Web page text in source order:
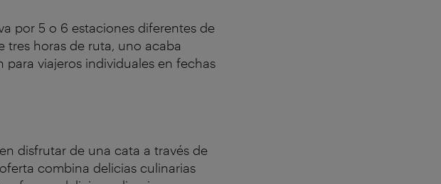
por 5 o 6 estaciones diferentes de
tres horas de ruta, uno acaba
viajeros individuales en fechas
disfrutar de una cata a través de
combina delicias culinarias